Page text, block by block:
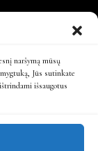
naršymą mūsų
Jūs sutinkate
išsaugotus